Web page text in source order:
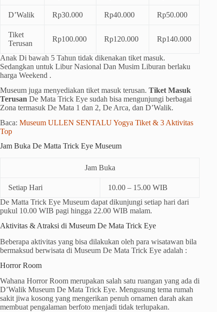
D’Walik Rp30.000 Rp40.000 Rp50.000
Tiket
Terusan
Rp100.000 Rp120.000 Rp140.000
Anak Di bawah 5 Tahun tidak dikenakan tiket masuk.
Sedangkan untuk Libur Nasional Dan Musim Liburan berlaku
harga Weekend .
Museum juga menyediakan tiket masuk terusan. Tiket Masuk
Terusan De Mata Trick Eye sudah bisa mengunjungi berbagai
Zona termasuk De Mata 1 dan 2, De Arca, dan D’Walik.
Baca: Museum ULLEN SENTALU Yogya Tiket & 3 Aktivitas
Top
Jam Buka De Matta Trick Eye Museum
Jam Buka
Setiap Hari
10.00 – 15.00 WIB
De Matta Trick Eye Museum dapat dikunjungi setiap hari dari
pukul 10.00 WIB pagi hingga 22.00 WIB malam.
Aktivitas & Atraksi di Museum De Mata Trick Eye
Beberapa aktivitas yang bisa dilakukan oleh para wisatawan bila
bermaksud berwisata di Museum De Mata Trick Eye adalah :
Horror Room
Wahana Horror Room merupakan salah satu ruangan yang ada di
D’Walik Museum De Mata Trick Eye. Mengusung tema rumah
sakit jiwa kosong yang mengerikan penuh ornamen darah akan
membuat pengalaman berfoto menjadi tidak terlupakan.